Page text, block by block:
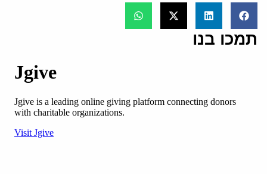
תמכו בנו